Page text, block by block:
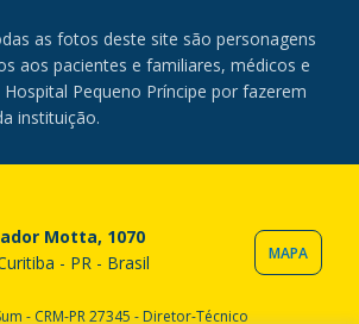
as fotos deste site são personagens
aos pacientes e familiares, médicos e
Pequeno Príncipe por fazerem
instituição.
Motta, 1070
- PR - Brasil
MAPA
- CRM-PR 27345 - Diretor-Técnico